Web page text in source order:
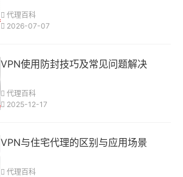
代理百科
2026-07-07
VPN使用防封技巧及常见问题解决
代理百科
2025-12-17
VPN与住宅代理的区别与应用场景
代理百科